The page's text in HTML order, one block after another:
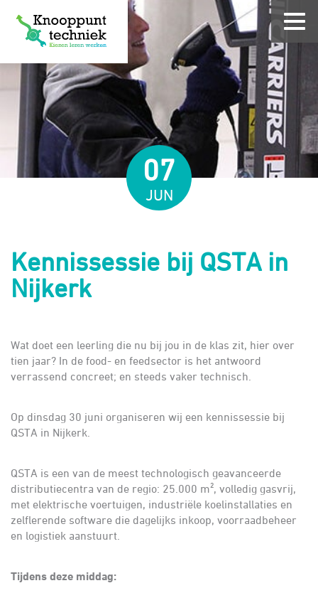
07
JUN
Kennissessie bij QSTA in
Nijkerk
Wat doet een leerling die nu bij jou in de klas zit, hier over
tien jaar? In de food- en feedsector is het antwoord
verrassend concreet; en steeds vaker technisch.
Op dinsdag 30 juni organiseren wij een kennissessie bij
QSTA in Nijkerk.
QSTA is een van de meest technologisch geavanceerde
distributiecentra van de regio: 25.000 m², volledig gasvrij,
met elektrische voertuigen, industriële koelinstallaties en
zelflerende software die dagelijks inkoop, voorraadbeheer
en logistiek aanstuurt.
Tijdens deze middag: